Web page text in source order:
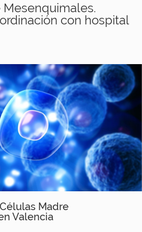
con hospital
Madre
Valencia